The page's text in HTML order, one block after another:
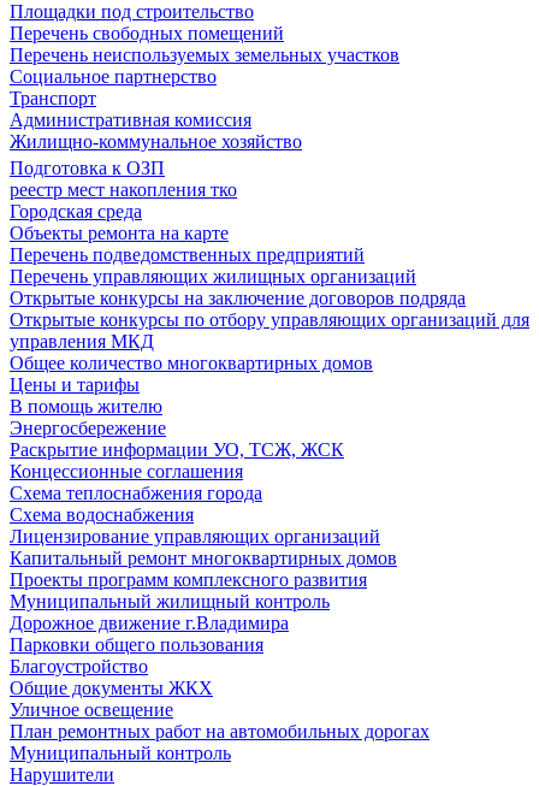
Площадки под строительство
Перечень свободных помещений
Перечень неиспользуемых земельных участков
Социальное партнерство
Транспорт
Административная комиссия
Жилищно-коммунальное хозяйство
Подготовка к ОЗП
реестр мест накопления тко
Городская среда
Объекты ремонта на карте
Перечень подведомственных предприятий
Перечень управляющих жилищных организаций
Открытые конкурсы на заключение договоров подряда
Открытые конкурсы по отбору управляющих организаций для
управления МКД
Общее количество многоквартирных домов
Цены и тарифы
В помощь жителю
Энергосбережение
Раскрытие информации УО, ТСЖ, ЖСК
Концессионные соглашения
Схема теплоснабжения города
Схема водоснабжения
Лицензирование управляющих организаций
Капитальный ремонт многоквартирных домов
Проекты программ комплексного развития
Муниципальный жилищный контроль
Дорожное движение г.Владимира
Парковки общего пользования
Благоустройство
Общие документы ЖКХ
Уличное освещение
План ремонтных работ на автомобильных дорогах
Муниципальный контроль
Нарушители